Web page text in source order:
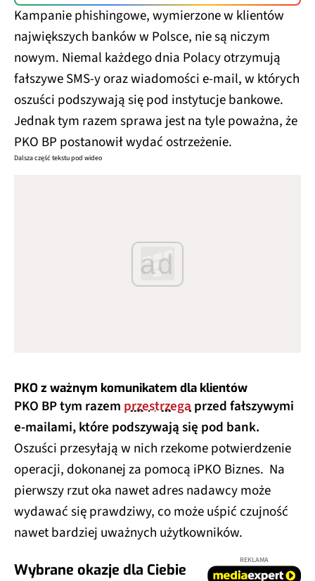
Kampanie phishingowe, wymierzone w klientów
największych banków w Polsce, nie są niczym
nowym. Niemal każdego dnia Polacy otrzymują
fałszywe SMS-y oraz wiadomości e-mail, w których
oszuści podszywają się pod instytucje bankowe.
Jednak tym razem sprawa jest na tyle poważna, że
PKO BP postanowił wydać ostrzeżenie.
Dalsza część tekstu pod wideo
ad
PKO z ważnym komunikatem dla klientów
PKO BP tym razem przestrzegaprzed fałszywymi
e-mailami, które podszywają się pod bank.
Oszuści przesyłają w nich rzekome potwierdzenie
operacji, dokonanej za pomocą iPKO Biznes. Na
pierwszy rzut oka nawet adres nadawcy może
wydawać się prawdziwy, co może uśpić czujność
nawet bardziej uważnych użytkowników.
Wybrane okazje dla Ciebie
REKLAMA